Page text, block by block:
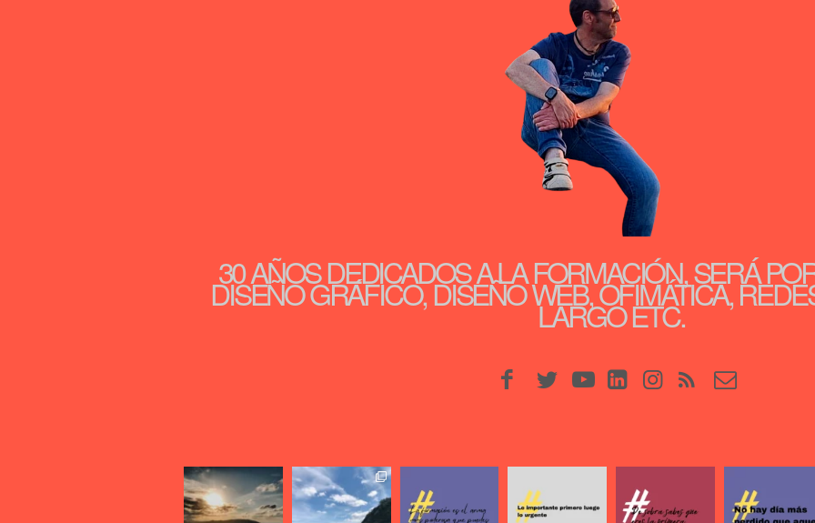
30 AÑOS DEDICADOS A LA FORMACIÓN, SERÁ
DISEÑO GRÁFICO, DISEÑO WEB, OFIMÁTICA,
LARGO ETC.